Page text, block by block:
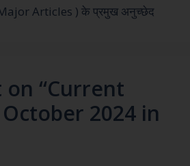
Major Articles ) के प्रमुख अनुच्छेद
“Current
2024 in